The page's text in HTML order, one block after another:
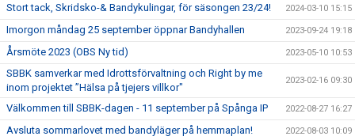
Stort tack, Skridsko-& Bandykulingar, för säsongen 23/24! 2024-03-10 15:15
Imorgon måndag 25 september öppnar Bandyhallen 2023-09-24 19:18
Årsmöte 2023 (OBS Ny tid) 2023-05-10 10:53
SBBK samverkar med Idrottsförvaltning och Right by me
inom projektet ”Hälsa på tjejers villkor"
2023-02-16 09:30
Välkommen till SBBK-dagen - 11 september på Spånga IP 2022-08-27 16:27
Avsluta sommarlovet med bandyläger på hemmaplan! 2022-08-03 10:09